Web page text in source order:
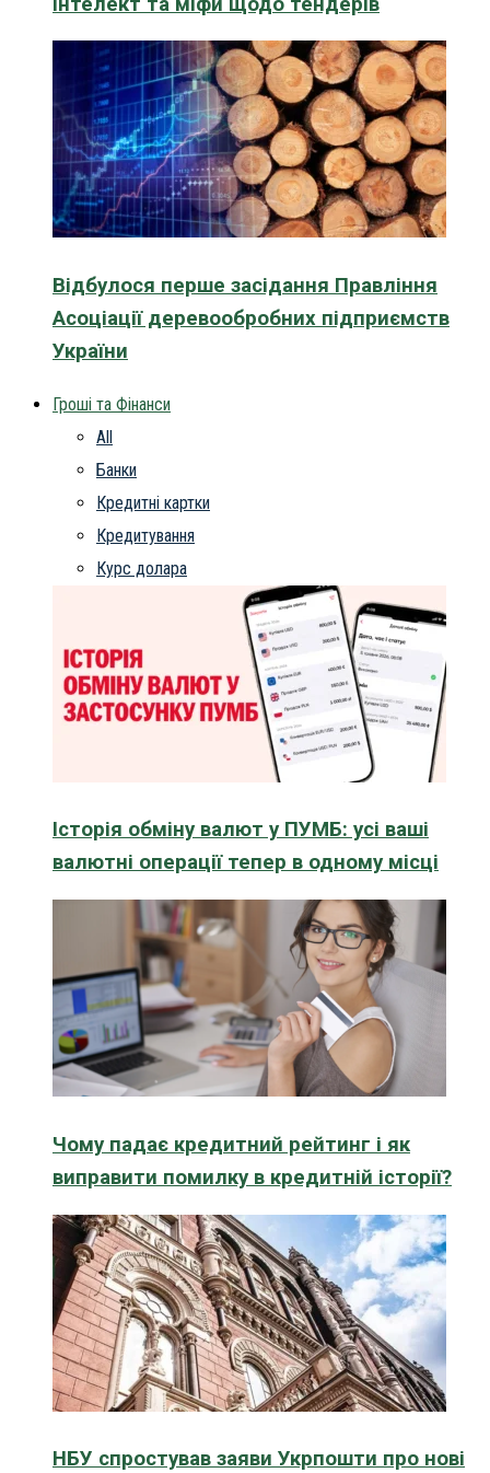
Відбулося перше засідання Правління
Асоціації деревообробних підприємств
України
Гроші та Фінанси
All
Банки
Кредитні картки
Кредитування
Курс долара
Історія обміну валют у ПУМБ: усі ваші
валютні операції тепер в одному місці
Чому падає кредитний рейтинг і як
виправити помилку в кредитній історії?
НБУ спростував заяви Укрпошти про нові